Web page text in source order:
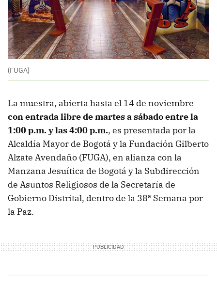
(FUGA)
La muestra, abierta hasta el 14 de noviembre
conentrada libredemartes a sábado entre la
1:00 p.m. y las 4:00 p.m., es presentada por la
Alcaldía Mayor de Bogotá y la Fundación Gilberto
Alzate Avendaño (FUGA), en alianza con la
Manzana Jesuítica de Bogotá y la Subdirección
de Asuntos Religiosos de la Secretaría de
Gobierno Distrital, dentro de la 38ª Semana por
la Paz.